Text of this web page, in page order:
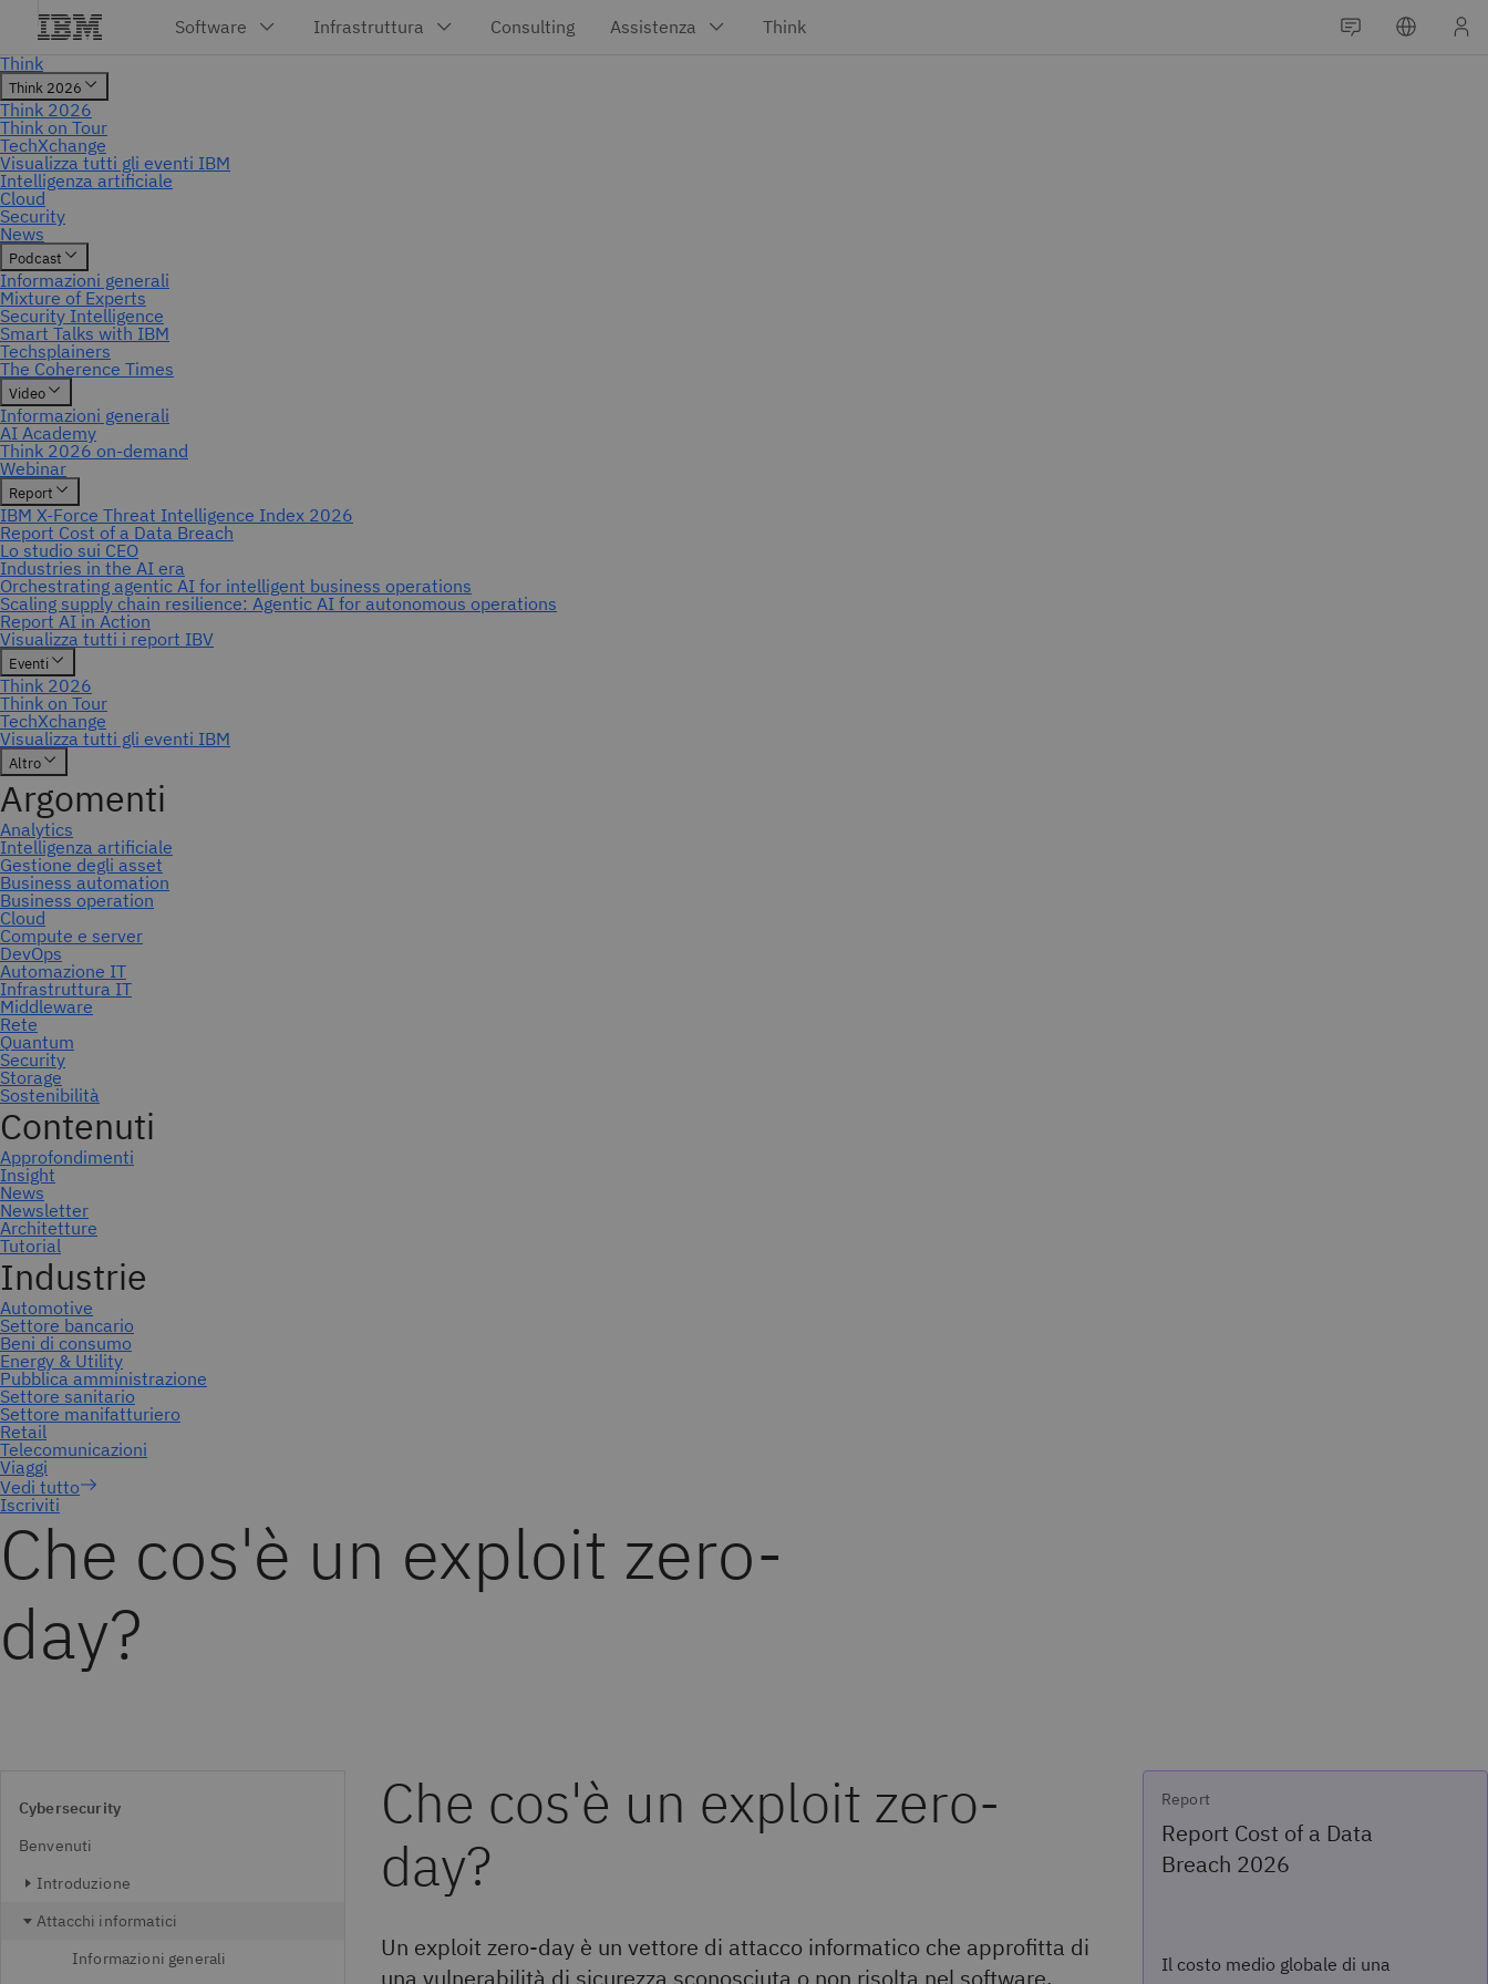
Iscriviti
Che cos'è un exploit zero-
day?
Cybersecurity
Benvenuti
Introduzione
Attacchi informatici
Informazioni generali
Che cos'è un exploit zero-
day?
Un exploit zero-day è un vettore di attacco informatico che approfitta di
una vulnerabilità di sicurezza sconosciuta o non risolta nel software,
Report
Report Cost of a Data
Breach 2026
Il costo medio globale di una